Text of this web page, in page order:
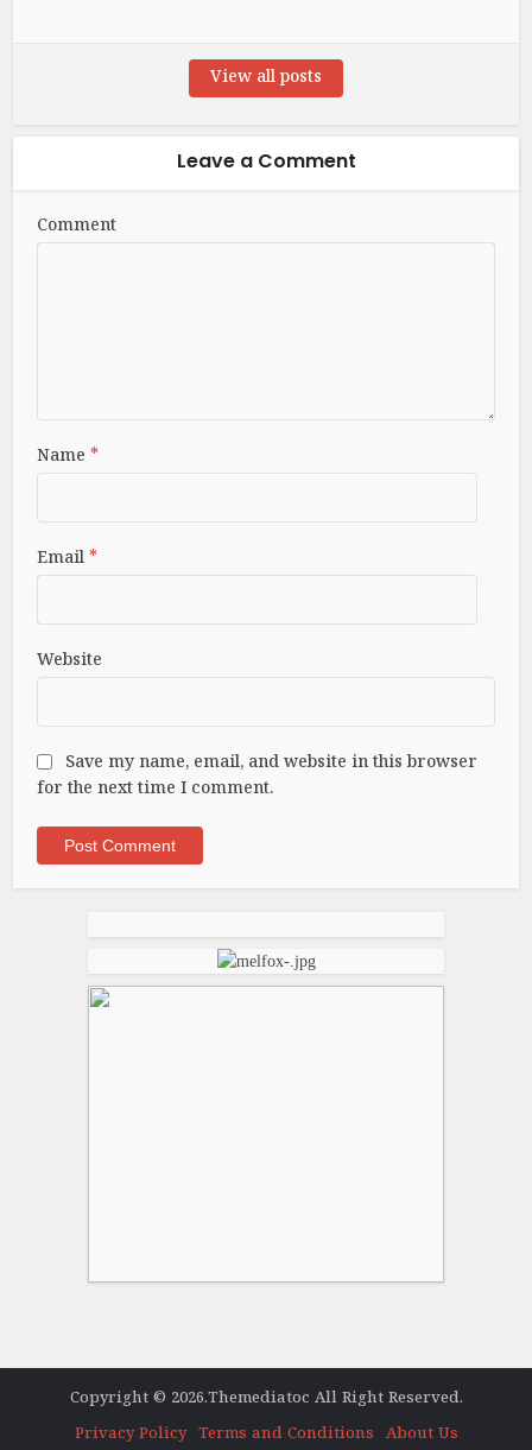
View all posts
Leave a Comment
Comment
Name*
Email*
Website
Save my name, email, and website in this browser
for the next time I comment.
Copyright © 2026.Themediatoc All Right Reserved.
Privacy Policy
Terms and Conditions About Us